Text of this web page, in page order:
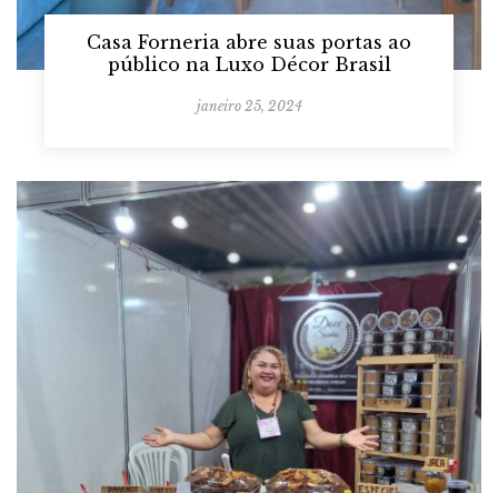
Casa Forneria abre suas portas ao
público na Luxo Décor Brasil
janeiro 25, 2024